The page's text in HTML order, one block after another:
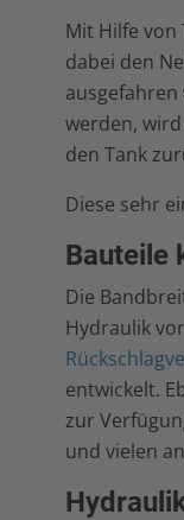
Mit Hilfe von
dabei den
werden,
den Tank
Diese sehr
Bauteile
Die
Hydraulik
entwickelt.
zur
und vielen